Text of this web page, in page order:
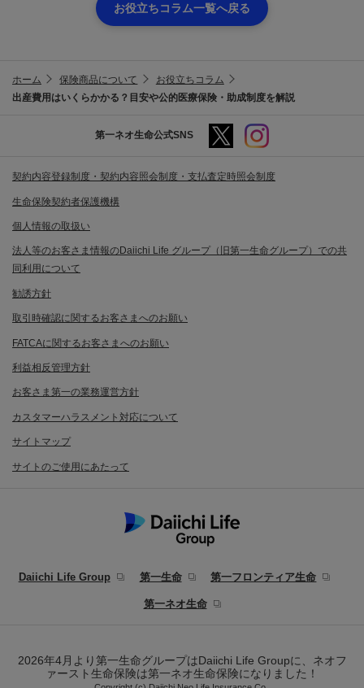
お役立ちコラム一覧へ戻る
ホーム 保険商品について
お役立ちコラム
出産費用はいくらかかる？目安や公的医療保険・助成制度を解説
第一ネオ生命公式SNS
契約内容登録制度・契約内容照会制度・支払査定時照会制度
生命保険契約者保護機構
個人情報の取扱い
法人等のお客さま情報のDaiichi Life グループ（旧第一生命グループ）での共
同利用について
勧誘方針
取引時確認に関するお客さまへのお願い
FATCAに関するお客さまへのお願い
利益相反管理方針
お客さま第一の業務運営方針
カスタマーハラスメント対応について
サイトマップ
サイトのご使用にあたって
Daiichi Life Group 第一生命 第一フロンティア生命
第一ネオ生命
2026年4月より第一生命グループはDaiichi Life Groupに、ネオフ
ァースト生命保険は第一ネオ生命保険になりました！